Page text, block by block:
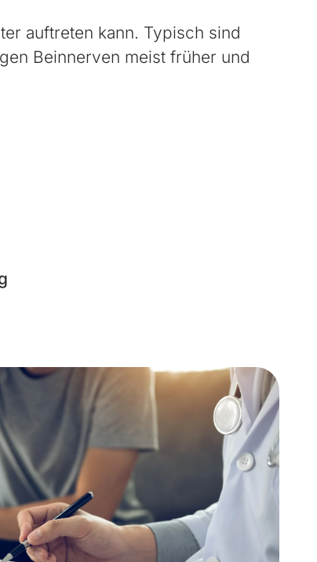
auftreten kann. Typisch sind
Beinnerven meist früher und